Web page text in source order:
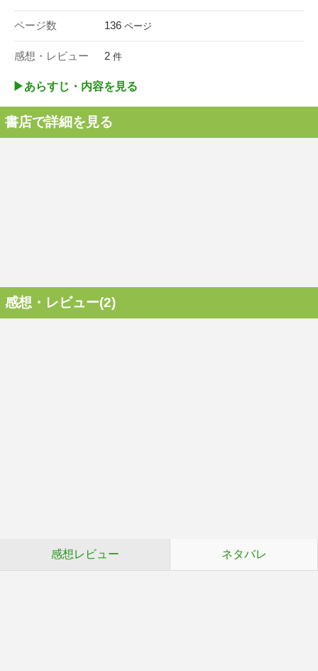
ページ数 136 ページ
感想・レビュー 2 件
▶︎あらすじ・内容を見る
書店で詳細を見る
感想・レビュー(2)
感想レビュー ネタバレ